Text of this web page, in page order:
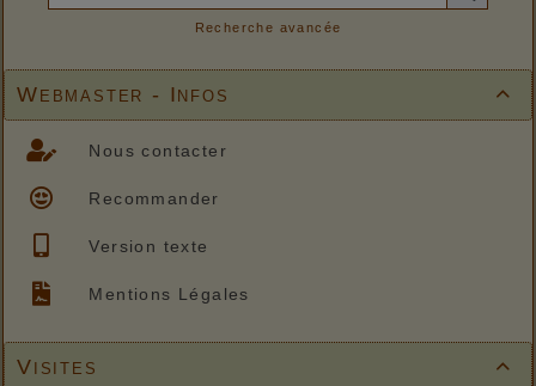
Recherche avancée

Webmaster - Infos
Nous contacter
Recommander
Version texte
Mentions Légales

Visites